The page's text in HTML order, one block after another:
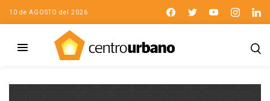
10 de AGOSTO del 2026